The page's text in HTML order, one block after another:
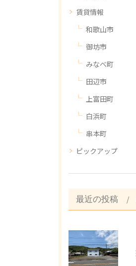
賃貸情報
和歌山市
御坊市
みなべ町
田辺市
上富田町
白浜町
串本町
ピックアップ
最近の投稿